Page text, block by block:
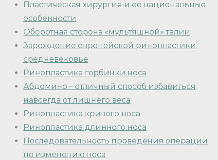
Пластическая хирургия и ее национальные
особенности
Оборотная сторона «мультяшной» талии
Зарождение европейской ринопластики:
средневековье
Ринопластика горбинки носа
Абдомино – отличный способ избавиться
навсегда от лишнего веса
Ринопластика кривого носа
Ринопластика длинного носа
Последовательность проведения операции
по изменению носа